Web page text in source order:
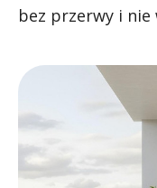
bez przerwy i nie